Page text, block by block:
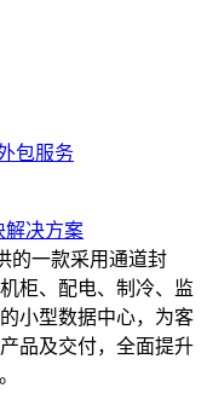
包服务
解决方案
的一款采用通道封
柜、配电、制冷、监
小型数据中心，为客
品及交付，全面提升